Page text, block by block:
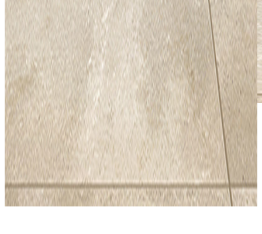
*Las fotografías de productos y ambientes son
ilustrativas, algunos atributos de color y textura pueden
variar de acuerdo a la resolución de tu pantalla y diferir
de la realidad. Los elementos de ambientación no se
incluyen en la compra.